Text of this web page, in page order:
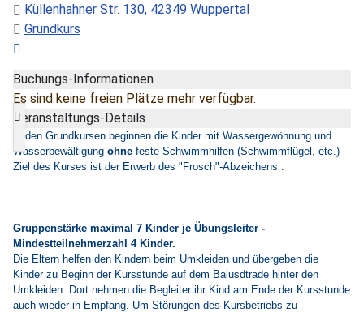
Küllenhahner Str. 130, 42349 Wuppertal
Grundkurs
Buchungs-Informationen
Es sind keine freien Plätze mehr verfügbar.
Veranstaltungs-Details
In den Grundkursen beginnen die Kinder mit Wassergewöhnung und
Wasserbewältigung ohne feste Schwimmhilfen (Schwimmflügel, etc.)
Ziel des Kurses ist der Erwerb des "Frosch"-Abzeichens .
Gruppenstärke maximal 7 Kinder je Übungsleiter -
Mindestteilnehmerzahl 4 Kinder.
Die Eltern helfen den Kindern beim Umkleiden und übergeben die
Kinder zu Beginn der Kursstunde auf dem Balusdtrade hinter den
Umkleiden. Dort nehmen die Begleiter ihr Kind am Ende der Kursstunde
auch wieder in Empfang. Um Störungen des Kursbetriebs zu